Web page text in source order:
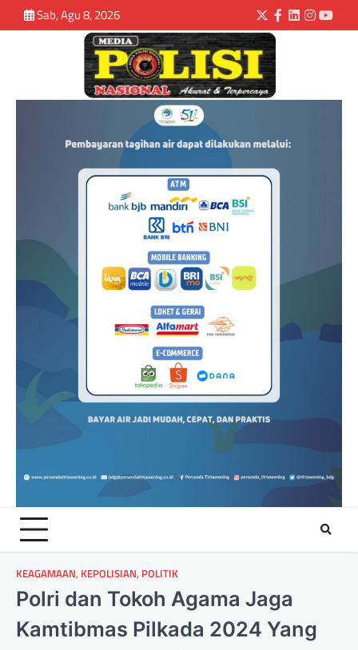
Sab, Agu 8, 2026
KEAGAMAAN, KEPOLISIAN, POLITIK
Polri dan Tokoh Agama Jaga
Kamtibmas Pilkada 2024 Yang